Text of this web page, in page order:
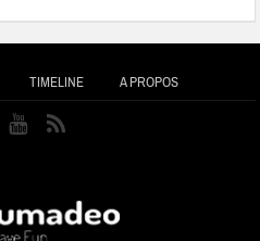
TIMELINE A PROPOS